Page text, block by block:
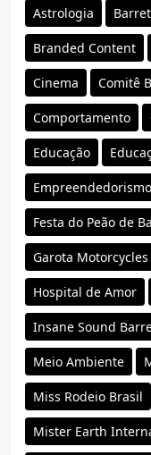
Astrologia
Branded Content
Cinema Comitê
Comportamento
Educação
Empreendedorismo
Festa do Peão de
Garota Motorcycles
Hospital de Amor
Insane Sound
Meio Ambiente
Miss Rodeio Brasil
Mister Earth